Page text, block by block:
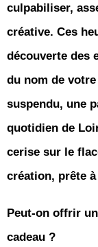
culpabiliser,
créative. Ces
découverte des
du nom de
suspendu, une
quotidien de
cerise sur le
création, prête
Peut-on offrir
cadeau ?